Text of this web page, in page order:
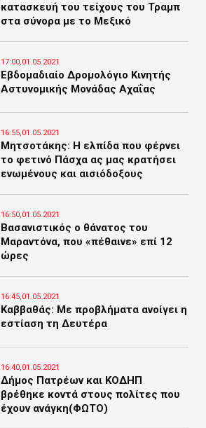
κατασκευή του τείχους του Τραμπ
στα σύνορα με το Μεξικό
17:00,01.05.2021
Εβδομαδιαίο Δρομολόγιο Κινητής
Αστυνομικής Μονάδας Αχαΐας
16:55,01.05.2021
Μητσοτάκης: Η ελπίδα που φέρνει
το φετινό Πάσχα ας μας κρατήσει
ενωμένους και αισιόδοξους
16:50,01.05.2021
Βασανιστικός ο θάνατος του
Μαραντόνα, που «πέθαινε» επί 12
ώρες
16:45,01.05.2021
Καββαθάς: Με προβλήματα ανοίγει η
εστίαση τη Δευτέρα
16:40,01.05.2021
Δήμος Πατρέων και ΚΟΔΗΠ
βρέθηκε κοντά στους πολίτες που
έχουν ανάγκη(ΦΩΤΟ)